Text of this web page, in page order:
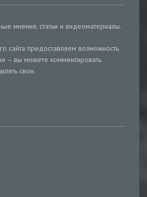
мнения, статьи и видеоматериалы.
сайта предоставляем возможность
– вы можете комментировать
свои.